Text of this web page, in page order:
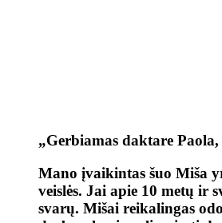
„Gerbiamas daktare Paola,
Mano įvaikintas šuo Miša
veislės. Jai apie 10 metų ir
svarų. Mišai reikalingas